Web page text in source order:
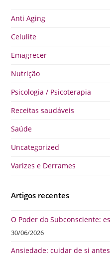
Anti Aging
Celulite
Emagrecer
Nutrição
Psicologia / Psicoterapia
Receitas saudáveis
Saúde
Uncategorized
Varizes e Derrames
Artigos recentes
O Poder do Subconsciente:
30/06/2026
Ansiedade: cuidar de si